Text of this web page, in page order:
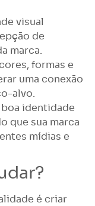
visual
de
marca.
formas e
uma conexão
alvo.
boa identidade
que sua marca
mídias e
é criar